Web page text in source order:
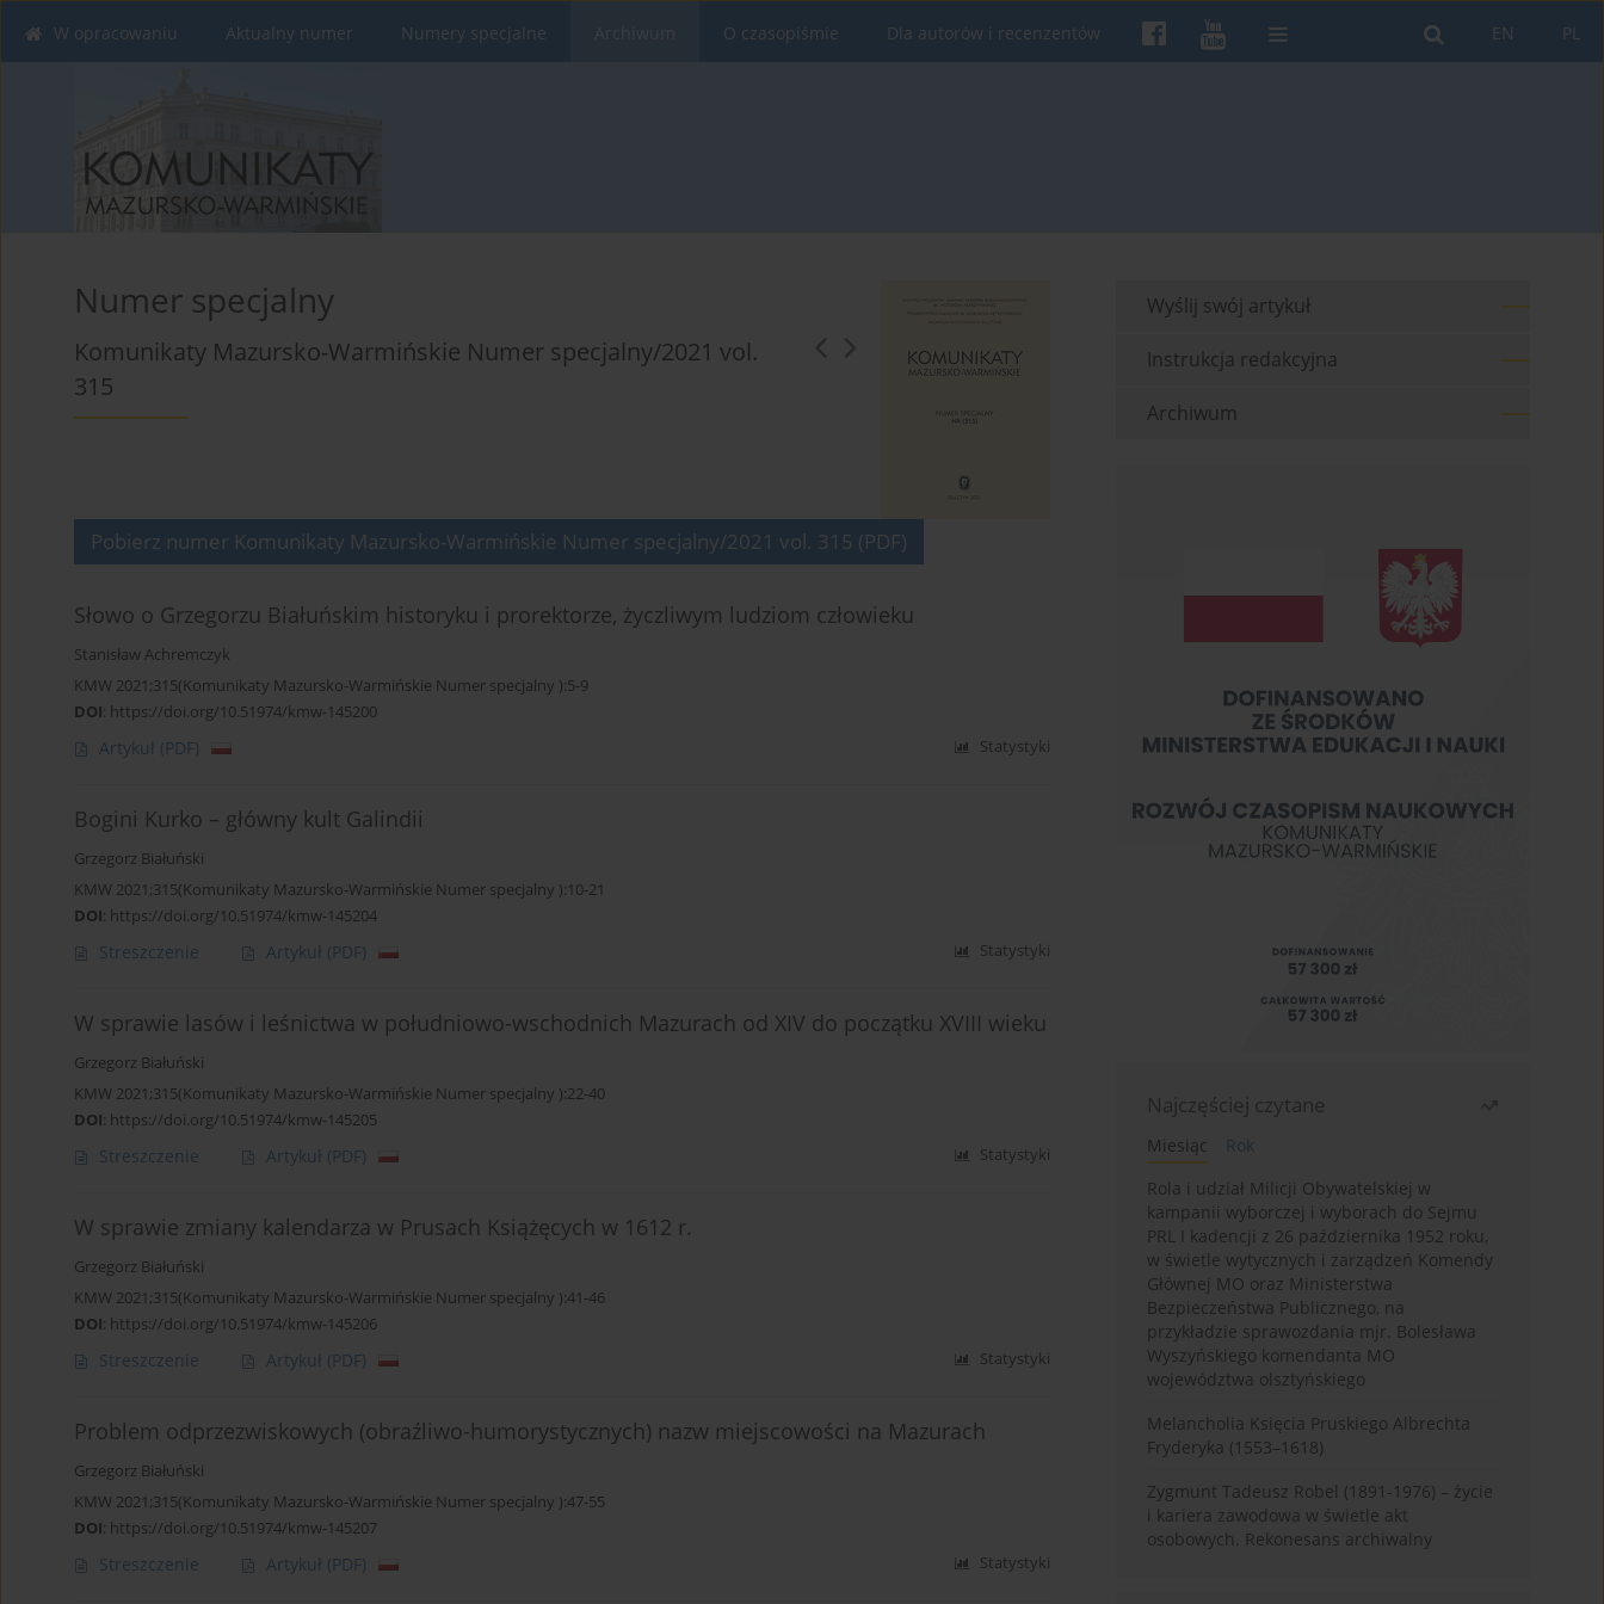
PL
EN
W opracowaniu Aktualny numer Numery specjalne Archiwum O czasopiśmie Dla autorów i recenzentów
Numer specjalny
Komunikaty Mazursko-Warmińskie Numer specjalny/2021 vol.
315
Pobierz numer Komunikaty Mazursko-Warmińskie Numer specjalny/2021 vol. 315 (PDF)
Słowo o Grzegorzu Białuńskim historyku i prorektorze, życzliwym ludziom człowieku
Stanisław Achremczyk
KMW 2021;315(Komunikaty Mazursko-Warmińskie Numer specjalny ):5-9
DOI: https://doi.org/10.51974/kmw-145200
Artykuł (PDF) Statystyki
Bogini Kurko – główny kult Galindii
Grzegorz Białuński
KMW 2021;315(Komunikaty Mazursko-Warmińskie Numer specjalny ):10-21
DOI: https://doi.org/10.51974/kmw-145204
Streszczenie Artykuł (PDF) Statystyki
W sprawie lasów i leśnictwa w południowo-wschodnich Mazurach od XIV do początku XVIII wieku
Grzegorz Białuński
KMW 2021;315(Komunikaty Mazursko-Warmińskie Numer specjalny ):22-40
DOI: https://doi.org/10.51974/kmw-145205
Streszczenie Artykuł (PDF) Statystyki
W sprawie zmiany kalendarza w Prusach Książęcych w 1612 r.
Grzegorz Białuński
KMW 2021;315(Komunikaty Mazursko-Warmińskie Numer specjalny ):41-46
DOI: https://doi.org/10.51974/kmw-145206
Streszczenie Artykuł (PDF) Statystyki
Problem odprzezwiskowych (obraźliwo-humorystycznych) nazw miejscowości na Mazurach
Grzegorz Białuński
KMW 2021;315(Komunikaty Mazursko-Warmińskie Numer specjalny ):47-55
DOI: https://doi.org/10.51974/kmw-145207
Streszczenie Artykuł (PDF) Statystyki
Wyślij swój artykuł
Instrukcja redakcyjna
Archiwum
Najczęściej czytane
Miesiąc
Rok
Rola i udział Milicji Obywatelskiej w
kampanii wyborczej i wyborach do Sejmu
PRL I kadencji z 26 października 1952 roku,
w świetle wytycznych i zarządzeń Komendy
Głównej MO oraz Ministerstwa
Bezpieczeństwa Publicznego, na
przykładzie sprawozdania mjr. Bolesława
Wyszyńskiego komendanta MO
województwa olsztyńskiego
Melancholia Księcia Pruskiego Albrechta
Fryderyka (1553–1618)
Zygmunt Tadeusz Robel (1891-1976) – życie
i kariera zawodowa w świetle akt
osobowych. Rekonesans archiwalny